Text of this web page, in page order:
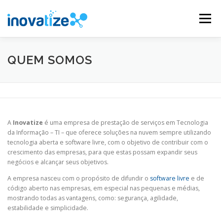
para
Menu
INOVATIZE MAUTIC
QUEM SOMOS
A Inovatize é uma empresa de prestação de serviços em Tecnologia
da Informação – TI – que oferece soluções na nuvem sempre utilizando
tecnologia aberta e software livre, com o objetivo de contribuir com o
crescimento das empresas, para que estas possam expandir seus
negócios e alcançar seus objetivos.
A empresa nasceu com o propósito de difundir o software livre e de
código aberto nas empresas, em especial nas pequenas e médias,
mostrando todas as vantagens, como: segurança, agilidade,
estabilidade e simplicidade.